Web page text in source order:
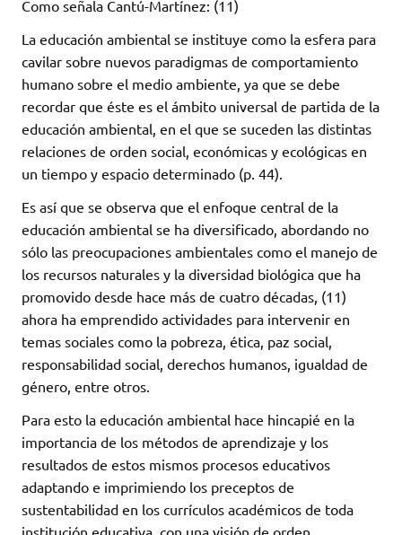
Como señala Cantú-Martínez: (11)
La educación ambiental se instituye como la esfera para
cavilar sobre nuevos paradigmas de comportamiento
humano sobre el medio ambiente, ya que se debe
recordar que éste es el ámbito universal de partida de la
educación ambiental, en el que se suceden las distintas
relaciones de orden social, económicas y ecológicas en
un tiempo y espacio determinado (p. 44).
Es así que se observa que el enfoque central de la
educación ambiental se ha diversificado, abordando no
sólo las preocupaciones ambientales como el manejo de
los recursos naturales y la diversidad biológica que ha
promovido desde hace más de cuatro décadas, (11)
ahora ha emprendido actividades para intervenir en
temas sociales como la pobreza, ética, paz social,
responsabilidad social, derechos humanos, igualdad de
género, entre otros.
Para esto la educación ambiental hace hincapié en la
importancia de los métodos de aprendizaje y los
resultados de estos mismos procesos educativos
adaptando e imprimiendo los preceptos de
sustentabilidad en los currículos académicos de toda
institución educativa, con una visión de orden